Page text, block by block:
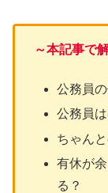
～本記事で
公務員
公務員
ちゃん
有休が
る？